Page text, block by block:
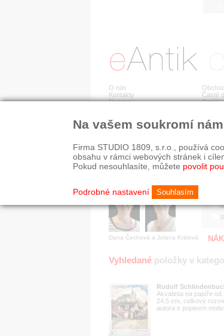
O nás
Kontakty
Recenze
Časté
Ceník
Jsme prověřená firma
Zákazníci u nás oceňují:
■ odborné zázemí
■ bezpečné prostředí
Dana Čechová a Jolana Králová
Vyhledané položky v
Rudolf
Akvatinta na papíře
24,5 cm, celkový
autora s popisem
Na vašem soukromí
Firma STUDIO 1809, s.r.o., používá
obsahu v rámci webových stránek i
Pokud nesouhlasíte, můžete povolit
Podrobné nastavení Souhlasím